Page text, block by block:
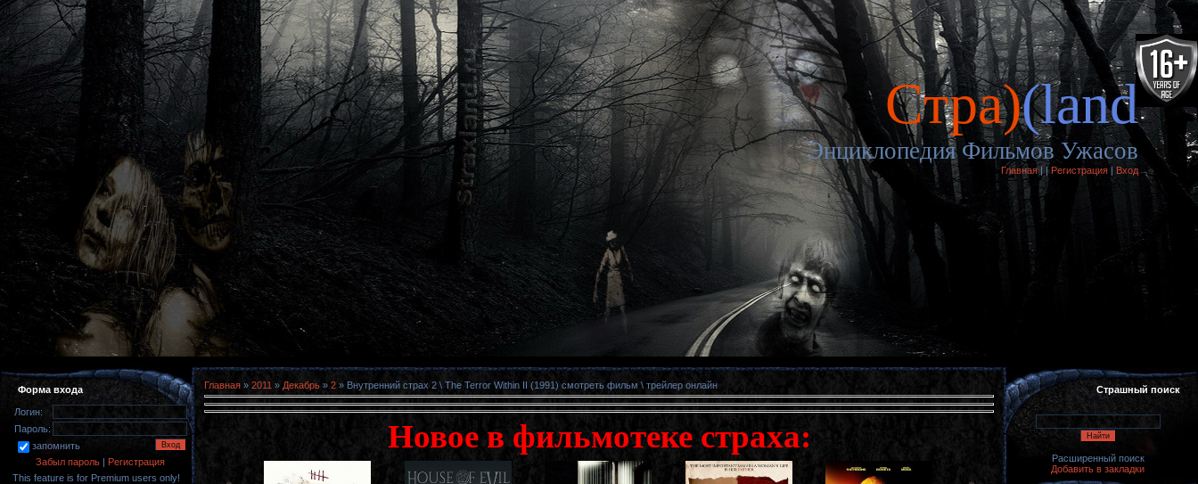
Cтра)(land
Энциклопедия Фильмов Ужасов
Главная| |Регистрация|Вход
Форма входа
Логин:
Пароль:
запомнить
Забыл пароль | Регистрация
This feature is for Premium users only!
Главная » 2011 » Декабрь » 2 » Внутренний страх 2 \ The Terror Within II (1991) смотреть фильм \ трейлер онлайн
Новое в фильмотеке страха:
Страшный поиск
Расширенный поиск
Добавить в закладки